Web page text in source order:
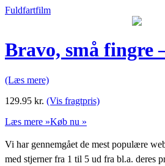
Fuldfartfilm
Bravo, små fingre
(Læs mere)
129.95 kr. (Vis fragtpris)
Læs mere »Køb nu »
Vi har gennemgået de mest populære
med stjerner fra 1 til 5 ud fra bl.a. deres